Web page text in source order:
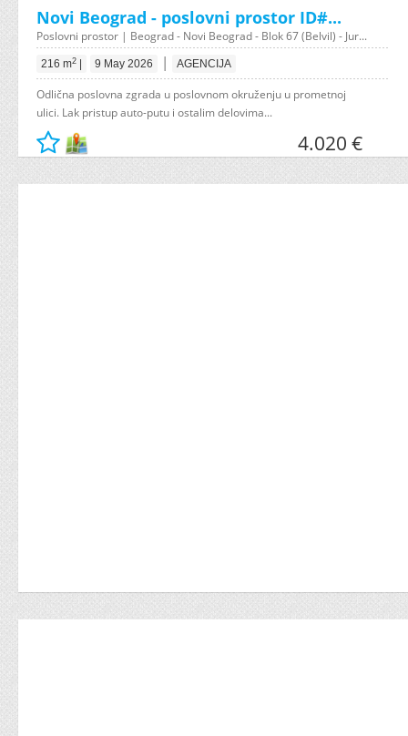
Novi Beograd - poslovni prostor ID#...
Poslovni prostor | Beograd - Novi Beograd - Blok 67 (Belvil) - Jur...
216 m2 9 May 2026 | AGENCIJA
Odlična poslovna zgrada u poslovnom okruženju u prometnoj
ulici. Lak pristup auto-putu i ostalim delovima...
4.020 €